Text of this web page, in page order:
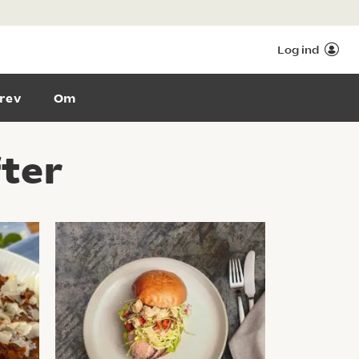
Log ind
Om